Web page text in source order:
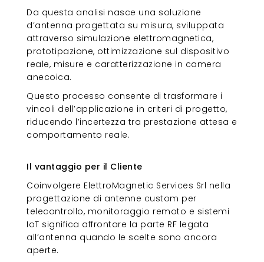
Da questa analisi nasce una soluzione
d’antenna progettata su misura, sviluppata
attraverso simulazione elettromagnetica,
prototipazione, ottimizzazione sul dispositivo
reale, misure e caratterizzazione in camera
anecoica.
Questo processo consente di trasformare i
vincoli dell’applicazione in criteri di progetto,
riducendo l’incertezza tra prestazione attesa e
comportamento reale.
Il vantaggio per il Cliente
Coinvolgere ElettroMagnetic Services Srl nella
progettazione di antenne custom per
telecontrollo, monitoraggio remoto e sistemi
IoT significa affrontare la parte RF legata
all’antenna quando le scelte sono ancora
aperte.